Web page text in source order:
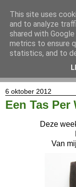
6 oktober 2012
Een Tas Per
Deze
Van
This site uses
and to analyze
shared with
metrics to ensure
statistics, and to